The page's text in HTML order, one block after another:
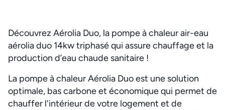
Découvrez Aérolia Duo, la pompe à chaleur air-eau
aérolia duo 14kw triphasé qui assure chauffage et la
production d’eau chaude sanitaire !
La pompe à chaleur Aérolia Duo est une solution
optimale, bas carbone et économique qui permet de
chauffer l'intérieur de votre logement et de